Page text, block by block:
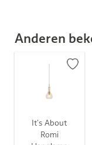
Anderen
It's About
Romi